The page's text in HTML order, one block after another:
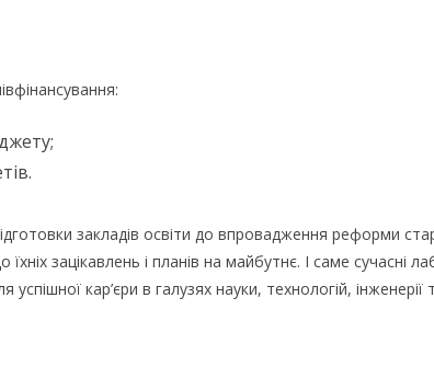
закладів освіти до впровадження реформи
зацікавлень і планів на майбутнє. І саме сучасні
успішної кар’єри в галузях науки, технологій,